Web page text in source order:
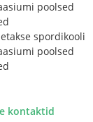
poolsed
spordikooli
poolsed
kontaktid